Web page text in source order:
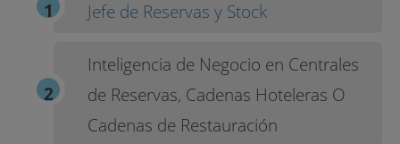
las entrevistas de trabajo entre otros.
Es necesario conocer tanto el marketing online
como el marketing offline. Por ello se explican al
Jefe de Reservas y Stock
Inteligencia de Negocio en Centrales
de Reservas, Cadenas Hoteleras O
Cadenas de Restauración